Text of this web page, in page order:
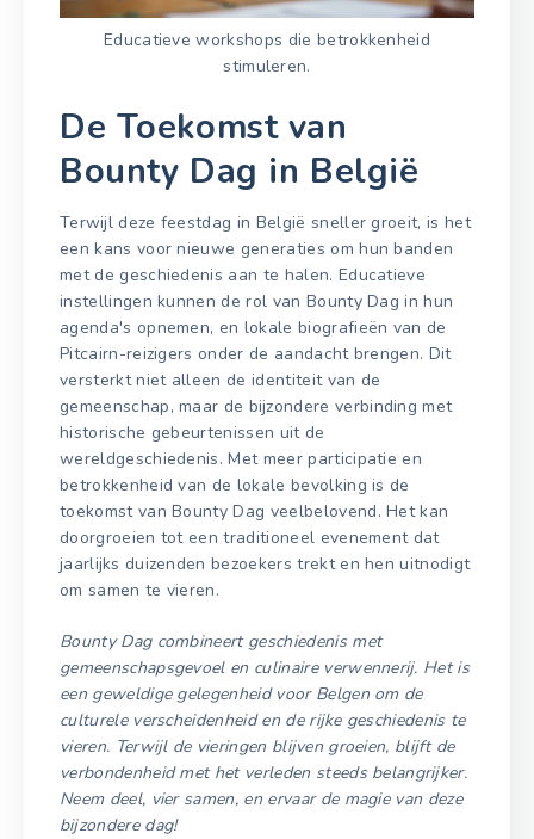
Educatieve workshops die betrokkenheid
stimuleren.
De Toekomst van
Bounty Dag in België
Terwijl deze feestdag in België sneller groeit, is het
een kans voor nieuwe generaties om hun banden
met de geschiedenis aan te halen. Educatieve
instellingen kunnen de rol van Bounty Dag in hun
agenda's opnemen, en lokale biografieën van de
Pitcairn-reizigers onder de aandacht brengen. Dit
versterkt niet alleen de identiteit van de
gemeenschap, maar de bijzondere verbinding met
historische gebeurtenissen uit de
wereldgeschiedenis. Met meer participatie en
betrokkenheid van de lokale bevolking is de
toekomst van Bounty Dag veelbelovend. Het kan
doorgroeien tot een traditioneel evenement dat
jaarlijks duizenden bezoekers trekt en hen uitnodigt
om samen te vieren.
Bounty Dag combineert geschiedenis met
gemeenschapsgevoel en culinaire verwennerij. Het is
een geweldige gelegenheid voor Belgen om de
culturele verscheidenheid en de rijke geschiedenis te
vieren. Terwijl de vieringen blijven groeien, blijft de
verbondenheid met het verleden steeds belangrijker.
Neem deel, vier samen, en ervaar de magie van deze
bijzondere dag!